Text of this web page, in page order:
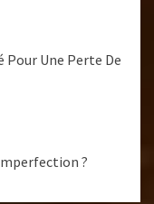
Pour Une Perte De
?